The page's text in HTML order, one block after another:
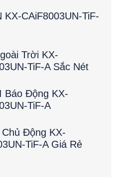
KX-CAiF8003UN-TiF-
Trời KX-
TiF-A Sắc Nét
Báo Động KX-
TiF-A
Động KX-
TiF-A Giá Rẻ